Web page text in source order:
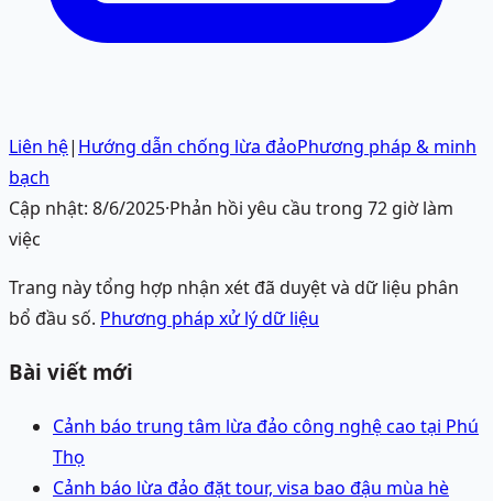
Liên hệ| Hướng dẫn chống lừa đảoPhương pháp & minh
bạch
Cập nhật: 8/6/2025·Phản hồi yêu cầu trong 72 giờ làm
việc
Trang này tổng hợp nhận xét đã duyệt và dữ liệu phân
bổ đầu số. Phương pháp xử lý dữ liệu
Bài viết mới
Cảnh báo trung tâm lừa đảo công nghệ cao tại Phú
Thọ
Cảnh báo lừa đảo đặt tour, visa bao đậu mùa hè